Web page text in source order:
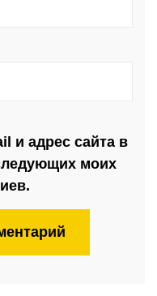
и адрес сайта в
моих